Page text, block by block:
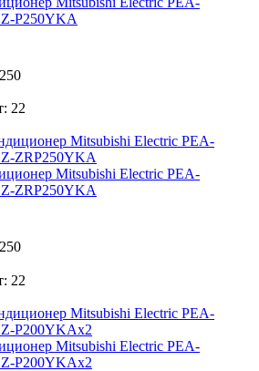
P250YKA
250
22
Mitsubishi Electric PEA-
ZRP250YKA
250
22
Mitsubishi Electric PEA-
P200YKAх2